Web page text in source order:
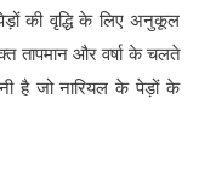
की वृद्धि के लिए अनुकूल
तापमान और वर्षा के चलते
है जो नारियल के पेड़ों के